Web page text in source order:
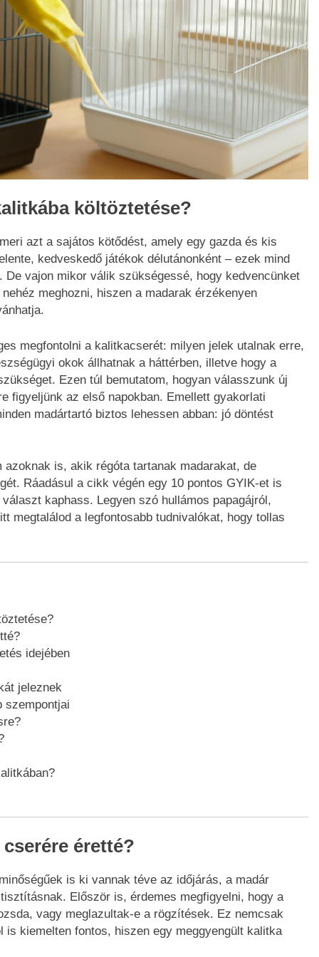
költöztetése?
azt a sajátos kötődést, amely egy gazda és kis
kedveskedő játékok délutánonként – ezek mind
vajon mikor válik szükségessé, hogy kedvencünket
meghozni, hiszen a madarak érzékenyen
megfontolni a kalitkacserét: milyen jelek utalnak erre,
okok állhatnak a háttérben, illetve hogy a
Ezen túl bemutatom, hogyan válasszunk új
figyeljünk az első napokban. Emellett gyakorlati
madártartó biztos lehessen abban: jó döntést
is, akik régóta tartanak madarakat, de
Ráadásul a cikk végén egy 10 pontos GYIK-et is
kaphass. Legyen szó hullámos papagájról,
megtalálod a legfontosabb tudnivalókat, hogy tollas
idejében
jeleznek
szempontjai
éretté?
is ki vannak téve az időjárás, a madár
Először is, érdemes megfigyelni, hogy a
vagy meglazultak-e a rögzítések. Ez nemcsak
kiemelten fontos, hiszen egy meggyengült kalitka